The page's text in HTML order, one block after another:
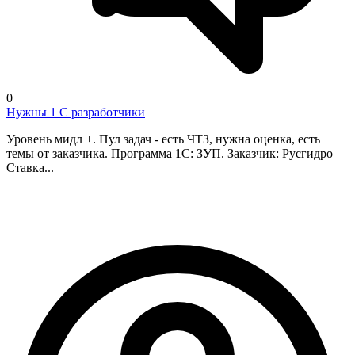
0
Нужны 1 С разработчики
Уровень мидл +. Пул задач - есть ЧТЗ, нужна оценка, есть
темы от заказчика. Программа 1С: ЗУП. Заказчик: Русгидро
Ставка...